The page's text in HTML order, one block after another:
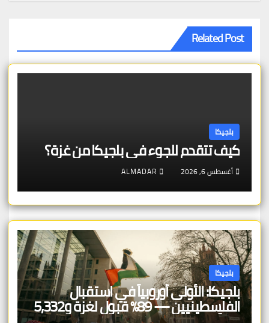
Related Post
بلجيكا
كيف تتقدم للجوء في بلجيكا من غزة؟
أغسطس 6, 2026 ALMADAR
بلجيكا
بلجيكا: الأولى أوروبياً في استقبال
الفلسطينيين — 89% قبول لغزة و5,332